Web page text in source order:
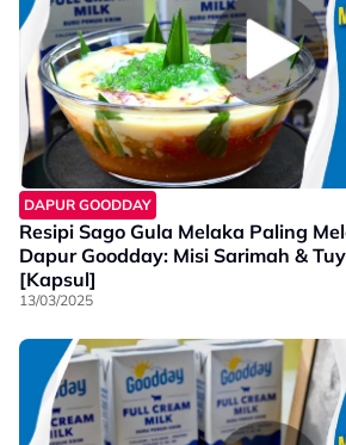
DAPUR GOODDAY
Resipi Sago Gula Melaka Paling
Dapur Goodday: Misi Sarimah &
[Kapsul]
13/03/2025